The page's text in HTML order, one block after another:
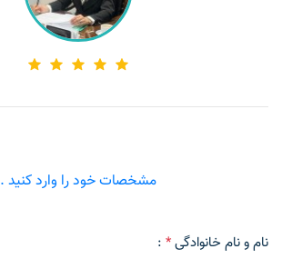
مشخصات خود را وارد کنید .
نام و نام خانوادگی*
: